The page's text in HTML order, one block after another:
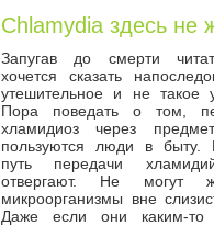
Chlamydia здесь не
Запугав до смерти
хочется сказать
утешительное и не такое
Пора поведать о том,
хламидиоз через
пользуются люди в быту.
путь передачи
отвергают. Не могут
микроорганизмы вне
Даже если они каким-